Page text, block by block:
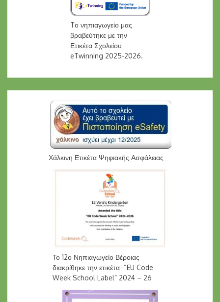
Tο νηπιαγωγείο μας
βραβεύτηκε με την
Ετικέτα Σχολείου
eTwinning 2025-2026.
Χάλκινη Ετικέτα Ψηφιακής Ασφάλειας
Το 12ο Νηπιαγωγείο Βέροιας
διακρίθηκε την ετικέτα “EU Code
Week School Label” 2024 – 26